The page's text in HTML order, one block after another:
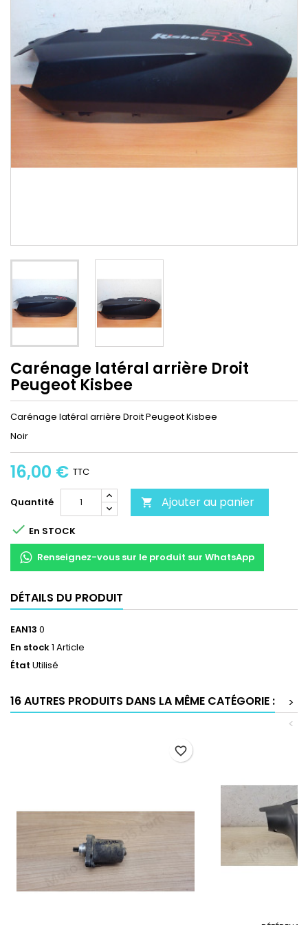
Carénage latéral arrière Droit
Peugeot Kisbee
Carénage latéral arrière Droit Peugeot Kisbee
Noir
16,00 € TTC
Quantité  Ajouter au panier
 En STOCK
Renseignez-vous sur le produit sur WhatsApp
DÉTAILS DU PRODUIT
EAN13 0
En stock1 Article
État Utilisé
16 AUTRES PRODUITS DANS LA MÊME CATÉGORIE :
>
<
favorite_border